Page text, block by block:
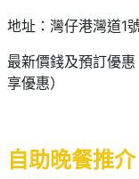
地址：灣仔港灣道1
最新價錢及預訂優惠
享優惠）
自助晚餐推